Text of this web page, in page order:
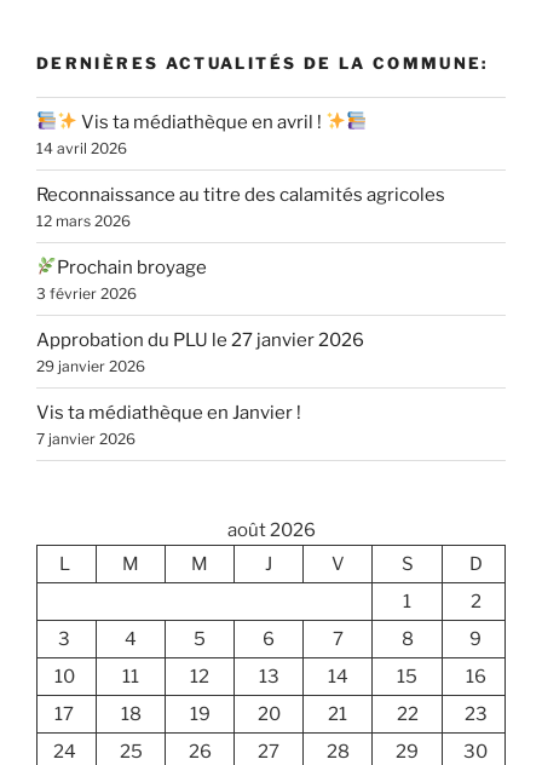
DERNIÈRES ACTUALITÉS DE LA COMMUNE:
Vis ta médiathèque en avril !
14 avril 2026
Reconnaissance au titre des calamités agricoles
12 mars 2026
Prochain broyage
3 février 2026
Approbation du PLU le 27 janvier 2026
29 janvier 2026
Vis ta médiathèque en Janvier !
7 janvier 2026
août 2026
L
M M J V S
D
1
2
3
4 5 6 7 8
9
10
11 12 13 14 15
16
17
18 19 20 21 22
23
24
25 26 27 28 29
30